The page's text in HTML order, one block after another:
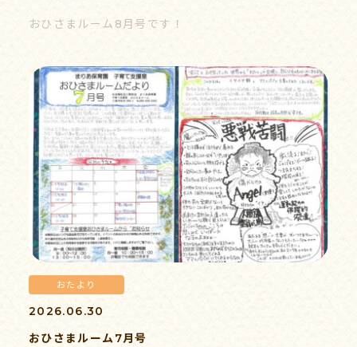
情報公開
055-939-5353
受付時間 9:00-17:00（平日）
おひさまルーム8月号です！
おたより
2026.06.30
おひさまルーム7月号